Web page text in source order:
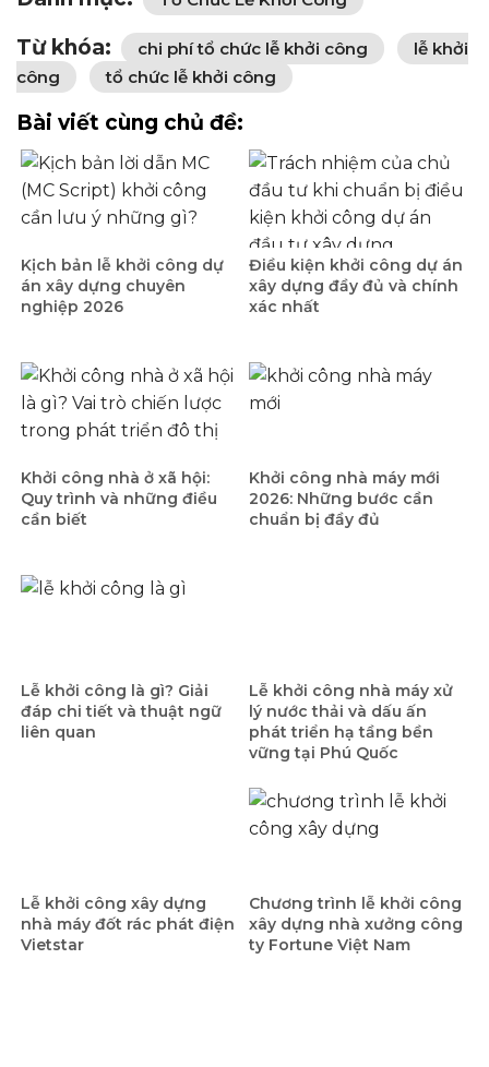
Từ khóa: chi phí tổ chức lễ khởi công
lễ khởi
công
tổ chức lễ khởi công
Bài viết cùng chủ đề:
Kịch bản lễ khởi công dự
án xây dựng chuyên
nghiệp 2026
Điều kiện khởi công dự án
xây dựng đầy đủ và chính
xác nhất
Khởi công nhà ở xã hội:
Quy trình và những điều
cần biết
Khởi công nhà máy mới
2026: Những bước cần
chuẩn bị đầy đủ
Lễ khởi công là gì? Giải
đáp chi tiết và thuật ngữ
liên quan
Lễ khởi công nhà máy xử
lý nước thải và dấu ấn
phát triển hạ tầng bền
vững tại Phú Quốc
Lễ khởi công xây dựng
nhà máy đốt rác phát điện
Vietstar
Chương trình lễ khởi công
xây dựng nhà xưởng công
ty Fortune Việt Nam